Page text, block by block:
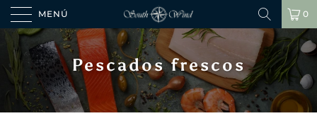
MENÚ 0
Pescados frescos